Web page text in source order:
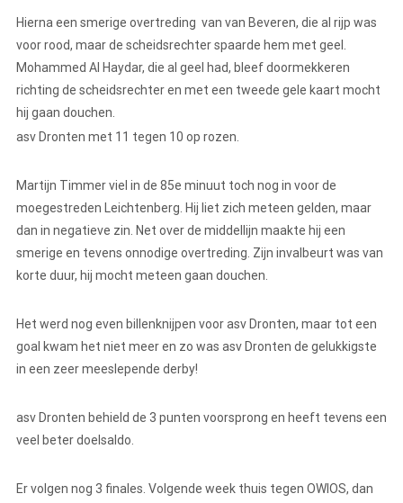
Hierna een smerige overtreding van van Beveren, die al rijp was
voor rood, maar de scheidsrechter spaarde hem met geel.
Mohammed Al Haydar, die al geel had, bleef doormekkeren
richting de scheidsrechter en met een tweede gele kaart mocht
hij gaan douchen.
asv Dronten met 11 tegen 10 op rozen.
Martijn Timmer viel in de 85e minuut toch nog in voor de
moegestreden Leichtenberg. Hij liet zich meteen gelden, maar
dan in negatieve zin. Net over de middellijn maakte hij een
smerige en tevens onnodige overtreding. Zijn invalbeurt was van
korte duur, hij mocht meteen gaan douchen.
Het werd nog even billenknijpen voor asv Dronten, maar tot een
goal kwam het niet meer en zo was asv Dronten de gelukkigste
in een zeer meeslepende derby!
asv Dronten behield de 3 punten voorsprong en heeft tevens een
veel beter doelsaldo.
Er volgen nog 3 finales. Volgende week thuis tegen OWIOS, dan